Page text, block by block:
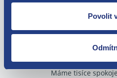
Povolit
O své
Máme tisíce